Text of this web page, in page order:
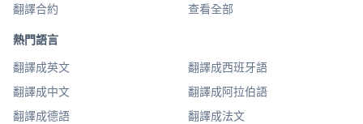
翻譯合約
查看全部
熱門語言
翻譯成英文
翻譯成西班牙語
翻譯成中文
翻譯成阿拉伯語
翻譯成德語
翻譯成法文